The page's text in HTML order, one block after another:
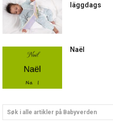
läggdags
Naël
Søk i alle artikler på Babyverden